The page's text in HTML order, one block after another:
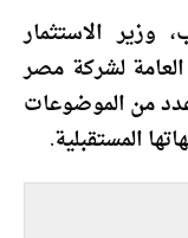
الاستثمار
العامة لشركة مصر
من الموضوعات
المستقبلية.